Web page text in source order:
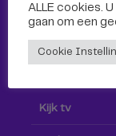
Kijk tv
ALLE cookies.
gaan om een
Cookie